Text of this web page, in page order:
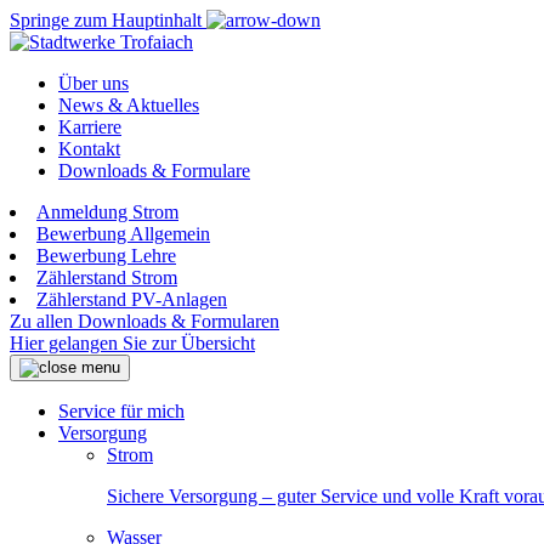
Springe zum Hauptinhalt
Über uns
News & Aktuelles
Karriere
Kontakt
Downloads & Formulare
Anmeldung Strom
Bewerbung Allgemein
Bewerbung Lehre
Zählerstand Strom
Zählerstand PV-Anlagen
Zu allen Downloads & Formularen
Hier gelangen Sie zur Übersicht
Service für mich
Versorgung
Strom
Sichere Versorgung – guter Service und volle Kraft
Wasser